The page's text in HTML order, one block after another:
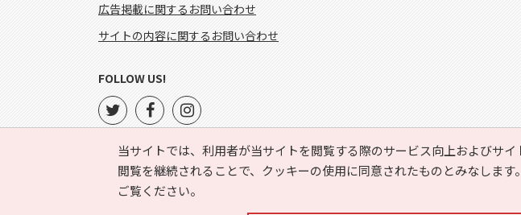
当サイトでは、利用者が当サイトを閲覧する際のサービス向上およびサ
閲覧を継続されることで、クッキーの使用に同意されたものとみなします
ご覧ください。
広告掲載に関するお問い合わせ
サイトの内容に関するお問い合わせ
FOLLOW US!
Copyright ©